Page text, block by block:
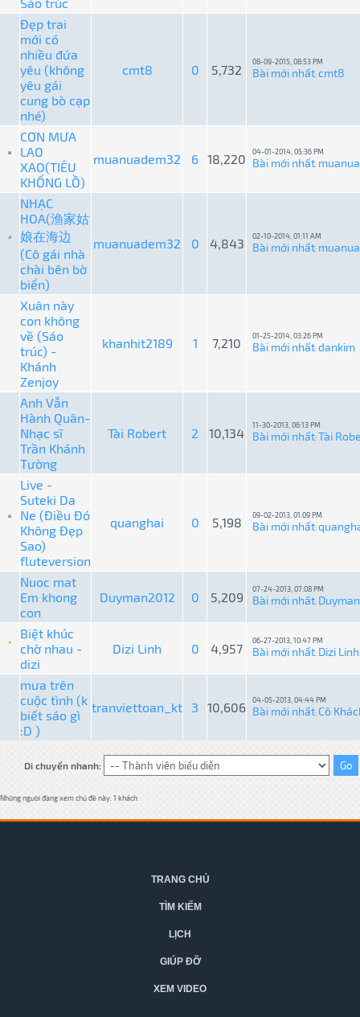
Sáo trúc
Đẹp trai
mới có
nhiều đứa
yêu (không
yêu gái
cung bò cạp
nhé)
cmt8 0 5,732
08-09-2015, 08:53 PM
Bài mới nhất:cmt8
CƠN MƯA
LAO
XAO(TIÊU
KHỔNG LỒ)
muanuadem32 6 18,220 04-01-2014, 05:36 PM
Bài mới nhất:
NHẠC
HOA(渔家姑
娘在海边
(Cô gái nhà
chài bên bờ
biển)
muanuadem32 0 4,843 02-10-2014, 01:11 AM
Bài mới nhất:
Xuân này
con không
về (Sáo
trúc) -
Khánh
Zenjoy
khanhit2189 1 7,210 01-25-2014, 03:26 PM
Bài mới nhất:dankim
Anh Vẫn
Hành Quân-
Nhạc sĩ
Trần Khánh
Tường
Tài Robert 2 10,134
11-30-2013, 06:13 PM
Bài mới nhất:Tài
Live -
Suteki Da
Ne (Điều Đó
Không Đẹp
Sao)
fluteversion
quanghai 0 5,198 09-02-2013, 01:09 PM
Bài mới nhất:
Nuoc mat
Em khong
con
Duyman2012 0 5,209
07-24-2013, 07:08 PM
Bài mới nhất:
Biệt khúc
chờ nhau -
dizi
Dizi Linh 0 4,957
06-27-2013, 10:47 PM
Bài mới nhất: Dizi Linh
mưa trên
cuộc tình (k
biết sáo gì
:D )
tranviettoan_kt 3 10,606 04-05-2013, 04:44 PM
Bài mới nhất: Cô
Di chuyển nhanh:
Những người đang xem chủ đề này: 1 khách
TRANG CHỦ
TÌM KIẾM
LỊCH
GIÚP ĐỠ
XEM VIDEO